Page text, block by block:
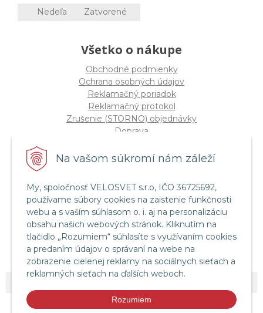
Na vašom súkromí nám záleží
My, spoločnosť VELOSVET s.r.o, IČO 36725692,
používame súbory cookies na zaistenie funkčnosti
webu a s vaším súhlasom o. i. aj na personalizáciu
obsahu našich webových stránok. Kliknutím na
tlačidlo „Rozumiem“ súhlasíte s využívaním cookies
a predaním údajov o správaní na webe na
zobrazenie cielenej reklamy na sociálnych sieťach a
reklamných sieťach na ďalších weboch.
Rozumiem
Nedeľa
Zatvorené
Všetko o nákupe
Obchodné podmienky
Ochrana osobných údajov
Reklamačný poriadok
Reklamačný protokol
Zrušenie (STORNO) objednávky
Doprava
Štatút súťaže "Vianoce 2025"
Servis a služby
Servis bicyklov a elektrobicyklov
Retül Bike Fit
Instagram Velosvet
Facebook Velosvet